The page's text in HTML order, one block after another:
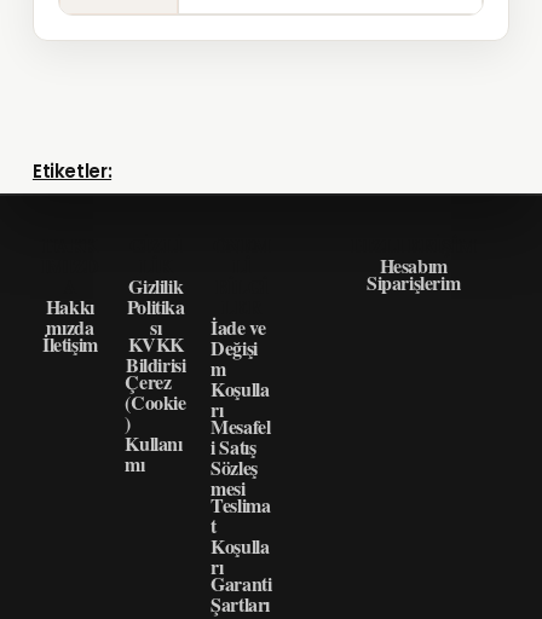
Etiketler:
Hakkı
mızda
İletişim
Gizlilik
Politika
sı
KVKK
Bildirisi
Çerez
(Cookie
)
Kullanı
mı
İade ve
Değişi
m
Koşulla
rı
Mesafel
i Satış
Sözleş
mesi
Teslima
t
Koşulla
rı
Garanti
Şartları
Hesabım
Siparişlerim